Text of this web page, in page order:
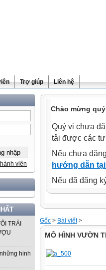
Trợ giúp Liên hệ
viên
TRẢI
hinh
Chào mừng
Quý vị chưa
tải được các
Nếu chưa
hướng dẫn
Nếu đã đăng
Gốc > Bài viết>
MÔ HÌNH VƯỜN